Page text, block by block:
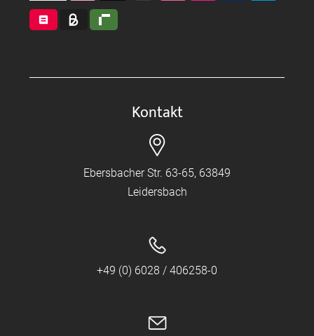
Kontakt
Ebersbacher Str. 63-65, 63849
Leidersbach
+49 (0) 6028 / 406258-0